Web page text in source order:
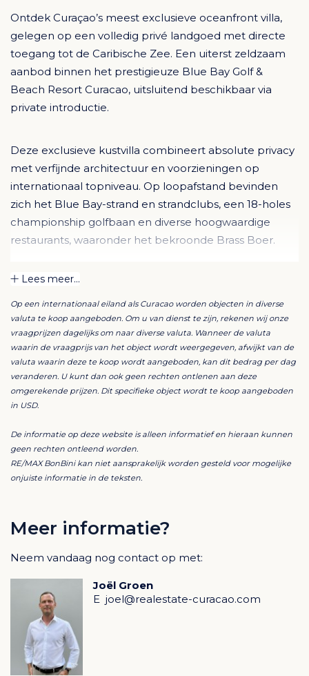
Ontdek Curaçao’s meest exclusieve oceanfront villa,
gelegen op een volledig privé landgoed met directe
toegang tot de Caribische Zee. Een uiterst zeldzaam
aanbod binnen het prestigieuze Blue Bay Golf &
Beach Resort Curacao, uitsluitend beschikbaar via
private introductie.
Deze exclusieve kustvilla combineert absolute privacy
met verfijnde architectuur en voorzieningen op
internationaal topniveau. Op loopafstand bevinden
zich het Blue Bay-strand en strandclubs, een 18-holes
championship golfbaan en diverse hoogwaardige
restaurants, waaronder het bekroonde Brass Boer.
Hoogtepunten van de villa
met inloopkasten en hoogwaardige afwerking
•⁠ ⁠Privéstrand met directe toegang tot zee
•⁠ Exclusieve palapa aan het water
•⁠ ⁠Verwarmd infinity-zwembad en jacuzzi, met
buitendouche en panoramisch uitzicht
•⁠ ⁠Massage-gazebo met uitzicht op de Caribische Zee
eetgedeelte omringd door een volgroeide tropische
tuin
•⁠ ⁠⁠Moderne fitnessruimte, privé-kantoor en
•⁠ ⁠⁠Zonne-energiesysteem met vrijwel volledige
•⁠ ⁠Smart home-systeem met geïntegreerde verlichting,
klimaatbeheersing en beveiliging
•⁠ ⁠Gebouwd met exclusieve natuurlijke materialen zoals
Italiaans en Iraans marmer en Europese
designaccenten
•⁠ De villa beschikt over een aangelegde oprit met
rotonde, afgewerkt met Belgisch hardsteen
Lees meer...
Op een internationaal eiland als Curacao worden objecten in diverse
valuta te koop aangeboden. Om u van dienst te zijn, rekenen wij onze
vraagprijzen dagelijks om naar diverse valuta. Wanneer de valuta
waarin de vraagprijs van het object wordt weergegeven, afwijkt van de
valuta waarin deze te koop wordt aangeboden, kan dit bedrag per dag
veranderen. U kunt dan ook geen rechten ontlenen aan deze
omgerekende prijzen. Dit specifieke object wordt te koop aangeboden
in USD.
De informatie op deze website is alleen informatief en hieraan kunnen
geen rechten ontleend worden.
RE/MAX BonBini kan niet aansprakelijk worden gesteld voor mogelijke
onjuiste informatie in de teksten.
Meer informatie?
Neem vandaag nog contact op met:
Joël Groen
E joel@realestate-curacao.com